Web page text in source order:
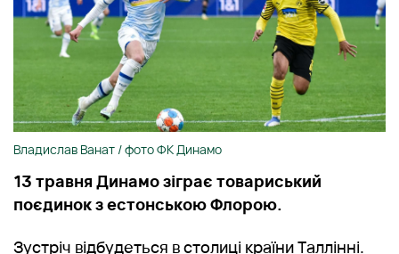
Владислав Ванат / фото ФК Динамо
13 травня Динамо зіграє товариський
поєдинок з естонською Флорою.
Зустріч відбудеться в столиці країни Таллінні.